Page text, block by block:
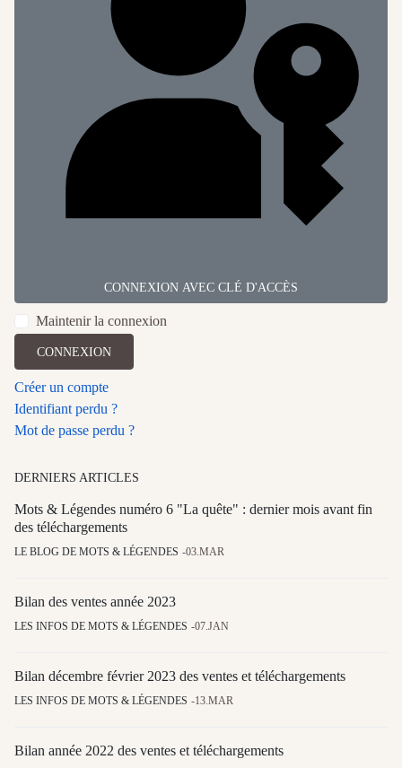
CONNEXION AVEC CLÉ D'ACCÈS
Maintenir la connexion
CONNEXION
Créer un compte
Identifiant perdu ?
Mot de passe perdu ?
DERNIERS ARTICLES
Mots & Légendes numéro 6 "La quête" : dernier mois avant fin
des téléchargements
LE BLOG DE MOTS & LÉGENDES 03.MAR
Bilan des ventes année 2023
LES INFOS DE MOTS & LÉGENDES 07.JAN
Bilan décembre février 2023 des ventes et téléchargements
LES INFOS DE MOTS & LÉGENDES 13.MAR
Bilan année 2022 des ventes et téléchargements